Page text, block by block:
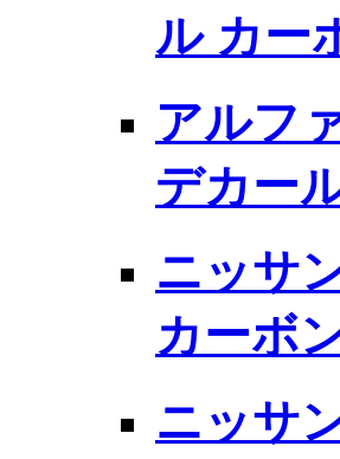
ル カー
アルフ
デカー
ニッサ
カーボ
ニッサ